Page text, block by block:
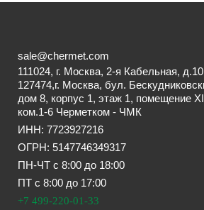
sale@chermet.com
111024, г. Москва, 2-я Кабельная, д.10
127474,г. Москва, бул.
дом 8, корпус 1, этаж 1, помещение
ком.1-6 Черметком - ЧМК
ИНН: 7723927216
ОГРН: 5147746349317
ПН-ЧТ с 8:00 до 18:00
ПТ с 8:00 до 17:00
+7 499-220-01-33